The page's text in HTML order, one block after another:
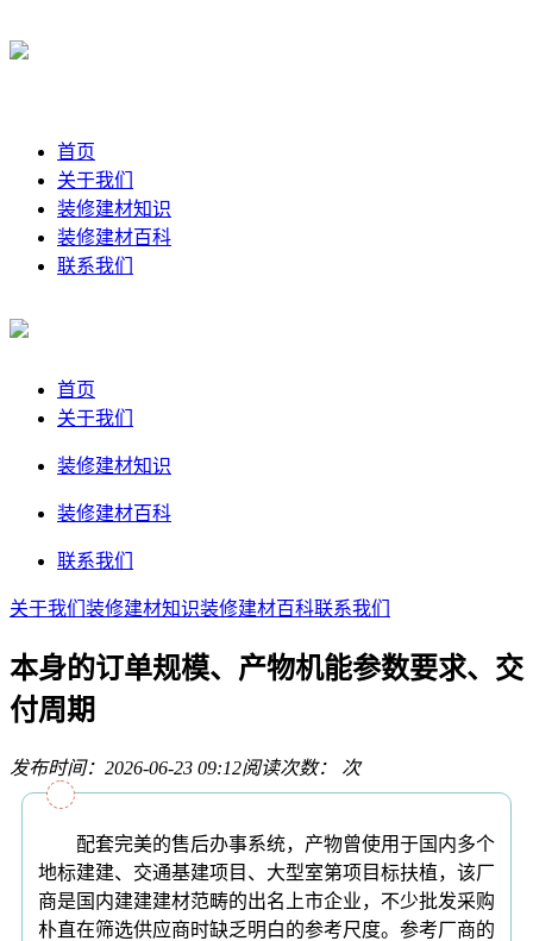
首页
关于我们
装修建材知识
装修建材百科
联系我们
首页
关于我们
装修建材知识
装修建材百科
联系我们
关于我们 装修建材知识装修建材百科联系我们
本身的订单规模、产物机能参数要求、交
付周期
发布时间：2026-06-23 09:12阅读次数： 次
配套完美的售后办事系统，产物曾使用于国内多个
地标建建、交通基建项目、大型室第项目标扶植，该厂
商是国内建建建材范畴的出名上市企业，不少批发采购
朴直在筛选供应商时缺乏明白的参考尺度。参考厂商的